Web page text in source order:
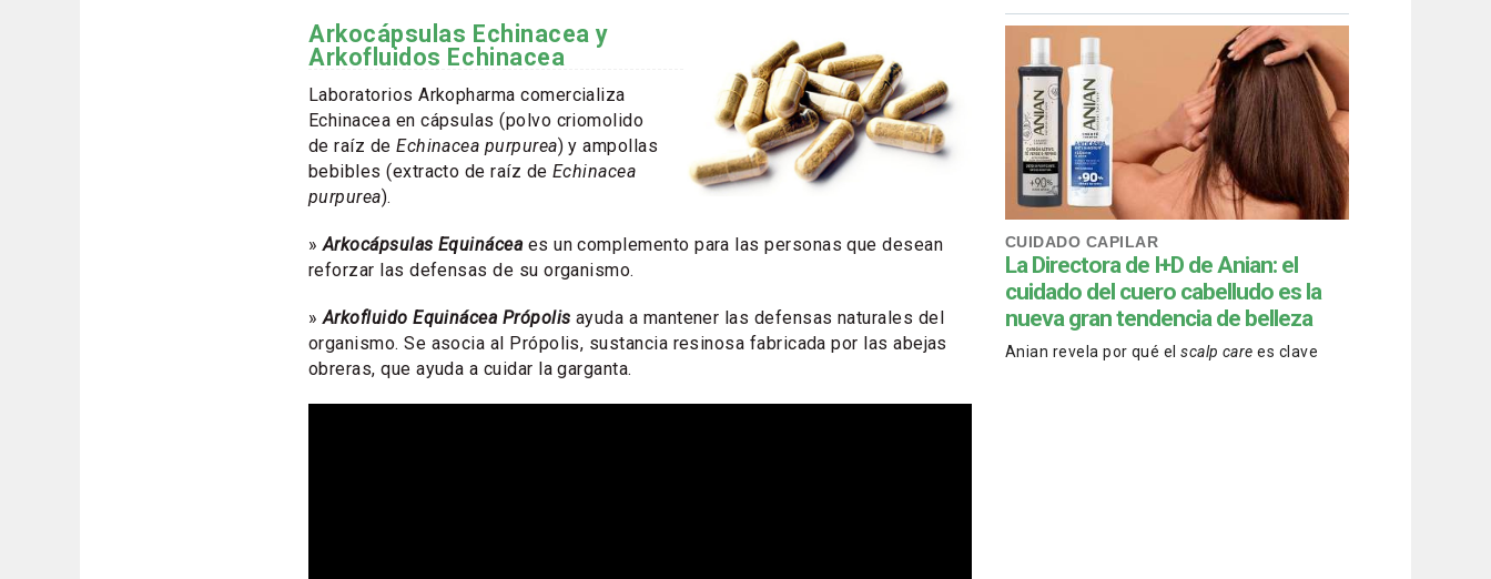
CUIDADO CAPILAR
La Directora de I+D de Anian: el
cuidado del cuero cabelludo es la
nueva gran tendencia de belleza
Anian revela por qué elscalp care es clave
Arkocápsulas Echinacea y
Arkofluidos Echinacea
Laboratorios Arkopharma comercializa
Echinacea en cápsulas (polvo criomolido
de raíz deEchinacea purpurea) y ampollas
bebibles (extracto de raíz de Echinacea
purpurea).
»Arkocápsulas Equináceaes un complemento para las personas que desean
reforzar las defensas de su organismo.
»Arkofluido Equinácea Própolis ayuda a mantener las defensas naturales del
organismo. Se asocia al Própolis, sustancia resinosa fabricada por las abejas
obreras, que ayuda a cuidar la garganta.